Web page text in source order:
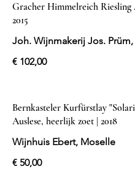
Gracher Himmelreich Riesling
2015
Joh. Wijnmakerij Jos.
€ 102,00
Bernkasteler Kurfürstlay
Auslese, heerlijk zoet | 2018
Wijnhuis Ebert, Moselle
€ 50,00